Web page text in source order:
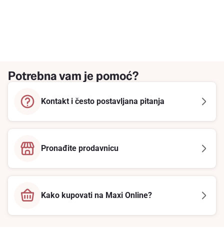
Potrebna vam je pomoć?
Kontakt i često postavljana pitanja
Pronađite prodavnicu
Kako kupovati na Maxi Online?